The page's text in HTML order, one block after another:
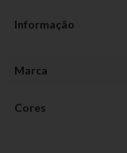
Informação
Marca
Cores